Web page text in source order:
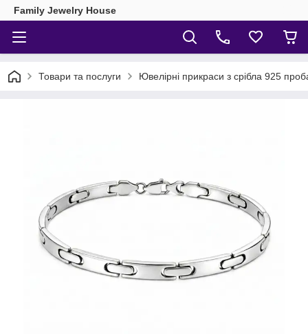
Family Jewelry House
Товари та послуги Ювелірні прикраси з срібла 925